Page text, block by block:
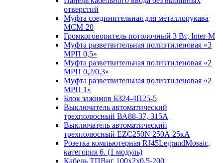
отверстий
Муфта соединительная для металлорукава
МСМ-20
Громкоговоритель потолочный 3 Вт, Inter-M
Муфта разветвительная полиэтиленовая «3
МРП 0,5»
Муфта разветвительная полиэтиленовая «2
МРП 0,2/0,3»
Муфта разветвительная полиэтиленовая «2
МРП 1»
Блок зажимов БЗ24-4П25-5
Выключатель автоматический
трехполюсный ВА88-37, 315А
Выключатель автоматический
трехполюсный EZC250N 250А 25кА
Розетка компьютерная RJ45LegrandMosaic,
категория 6. (1 модуль)
Кабель ТПВнг 100х2х0,5-200